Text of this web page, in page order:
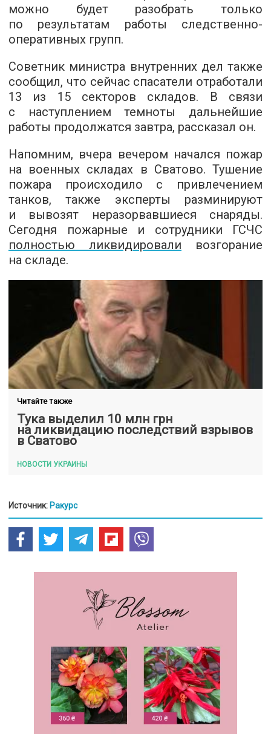
можно будет разобрать только
по результатам работы следственно-
оперативных групп.
Советник министра внутренних дел также
сообщил, что сейчас спасатели отработали
13 из 15 секторов складов. В связи
с наступлением темноты дальнейшие
работы продолжатся завтра, рассказал он.
Напомним, вчера вечером начался пожар
на военных складах в Сватово. Тушение
пожара происходило с привлечением
танков, также эксперты разминируют
и вывозят неразорвавшиеся снаряды.
Сегодня пожарные и сотрудники ГСЧС
полностью ликвидировали возгорание
на складе.
Читайте также
Тука выделил 10 млн грн
на ликвидацию последствий взрывов
в Сватово
НОВОСТИ УКРАИНЫ
Источник: Ракурс